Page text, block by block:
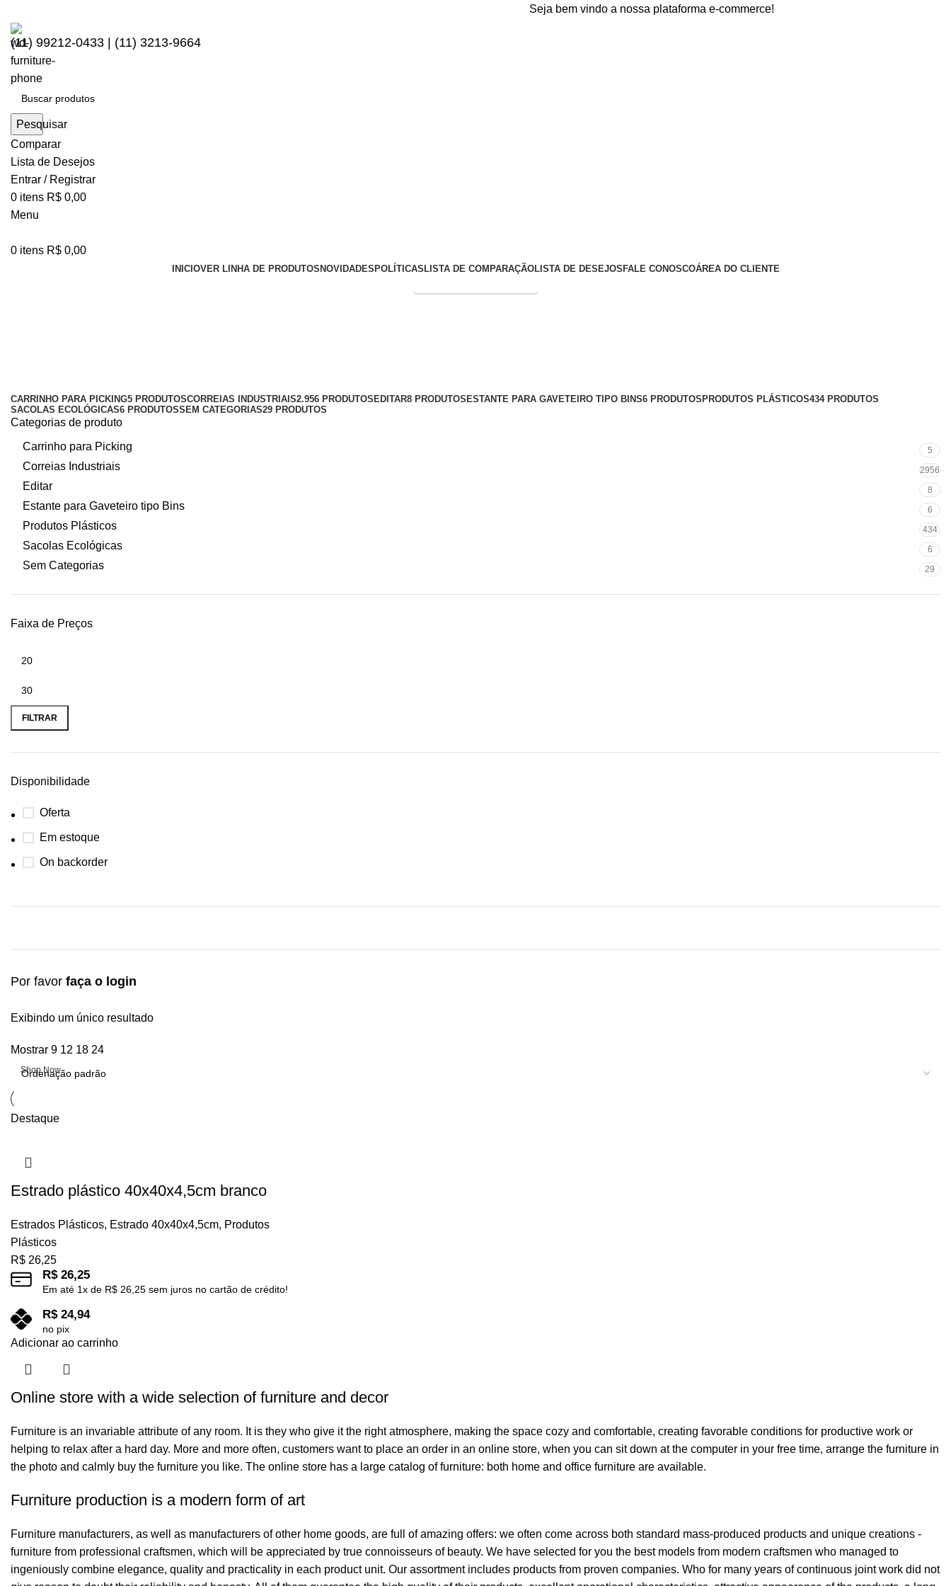
Seja bem vindo a nossa plataforma e-commerce!
(11) 99212-0433 | (11) 3213-9664
Pesquisar
Comparar
Lista de Desejos
Entrar / Registrar
0 itens R$ 0,00
Menu
0 itens R$ 0,00
INICIOVER LINHA DE PRODUTOS NOVIDADES POLÍTICAS LISTA DE COMPARAÇÃOLISTA DE DESEJOS FALE CONOSCOÁREA DO CLIENTE
CARRINHO PARA PICKING5 PRODUTOSCORREIAS INDUSTRIAIS2.956 PRODUTOS EDITAR8 PRODUTOS ESTANTE PARA GAVETEIRO TIPO BINS6 PRODUTOS PRODUTOS PLÁSTICOS434 PRODUTOS
SACOLAS ECOLÓGICAS6 PRODUTOSSEM CATEGORIAS29 PRODUTOS
Categorias de produto
Carrinho para Picking
5
Correias Industriais 2956
Editar 8
Estante para Gaveteiro tipo Bins 6
Produtos Plásticos 434
Sacolas Ecológicas 6
Sem Categorias 29
Faixa de Preços
FILTRAR
Disponibilidade
Oferta
Em estoque
On backorder
Por favor faça o login
Upholstered chair
Discount 10%
Shop Now
Exibindo um único resultado
Mostrar 9 12 18 24
Destaque
Estrado plástico 40x40x4,5cm branco
Estrados Plásticos, Estrado 40x40x4,5cm, Produtos
Plásticos
R$ 26,25
R$26,25
Em até 1x de R$ 26,25 sem juros no cartão de crédito!
R$24,94
no pix
Adicionar ao carrinho
Online store with a wide selection of furniture and decor
Furniture is an invariable attribute of any room. It is they who give it the right atmosphere, making the space cozy and comfortable, creating favorable conditions for productive work or
helping to relax after a hard day. More and more often, customers want to place an order in an online store, when you can sit down at the computer in your free time, arrange the furniture in
the photo and calmly buy the furniture you like. The online store has a large catalog of furniture: both home and office furniture are available.
Furniture production is a modern form of art
Furniture manufacturers, as well as manufacturers of other home goods, are full of amazing offers: we often come across both standard mass-produced products and unique creations -
furniture from professional craftsmen, which will be appreciated by true connoisseurs of beauty. We have selected for you the best models from modern craftsmen who managed to
ingeniously combine elegance, quality and practicality in each product unit. Our assortment includes products from proven companies. Who for many years of continuous joint work did not